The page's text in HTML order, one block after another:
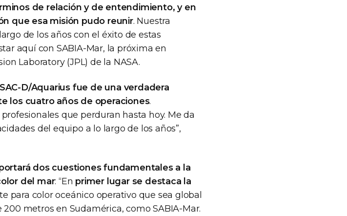
de relación y de entendimiento, y en
que esa misión pudo reunir. Nuestra
de los años con el éxito de estas
aquí con SABIA-Mar, la próxima en
Laboratory (JPL) de la NASA.
D/Aquarius fue de una verdadera
los cuatro años de operaciones.
que perduran hasta hoy. Me da
del equipo a lo largo de los años”,
dos cuestiones fundamentales a la
del mar: “En primer lugar se destaca la
para color oceánico operativo que sea global
metros en Sudamérica, como SABIA-Mar.